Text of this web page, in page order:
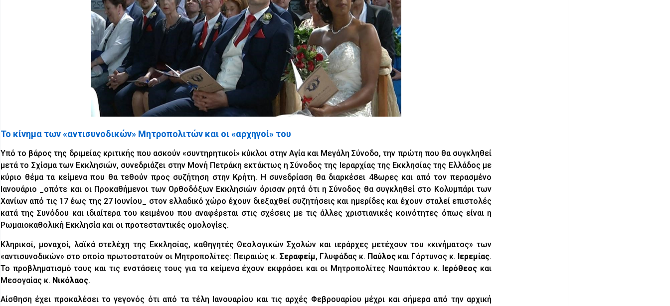
Το κίνημα των «αντισυνοδικών» Μητροπολιτών και οι «αρχηγοί» του
Υπό το βάρος της δριμείας κριτικής που ασκούν «συντηρητικοί» κύκλοι στην Αγία και Μεγάλη Σύνοδο, την πρώτη που θα συγκληθεί
μετά το Σχίσμα των Εκκλησιών, συνεδριάζει στην Μονή Πετράκη εκτάκτως η Σύνοδος της Ιεραρχίας της Εκκλησίας της Ελλάδος με
κύριο θέμα τα κείμενα που θα τεθούν προς συζήτηση στην Κρήτη. Η συνεδρίαση θα διαρκέσει 48ωρες και από τον περασμένο
Ιανουάριο _οπότε και οι Προκαθήμενοι των Ορθοδόξων Εκκλησιών όρισαν ρητά ότι η Σύνοδος θα συγκληθεί στο Κολυμπάρι των
Χανίων από τις 17 έως της 27 Ιουνίου_ στον ελλαδικό χώρο έχουν διεξαχθεί συζητήσεις και ημερίδες και έχουν σταλεί επιστολές
κατά της Συνόδου και ιδιαίτερα του κειμένου που αναφέρεται στις σχέσεις με τις άλλες χριστιανικές κοινότητες όπως είναι η
Ρωμαιοκαθολική Εκκλησία και οι προτεσταντικές ομολογίες.
Κληρικοί, μοναχοί, λαϊκά στελέχη της Εκκλησίας, καθηγητές Θεολογικών Σχολών και ιεράρχες μετέχουν του «κινήματος» των
«αντισυνοδικών» στο οποίο πρωτοστατούν οι Μητροπολίτες: Πειραιώς κ. Σεραφείμ, Γλυφάδας κ. Παύλος και Γόρτυνος κ. Ιερεμίας.
Το προβληματισμό τους και τις ενστάσεις τους για τα κείμενα έχουν εκφράσει και οι Μητροπολίτες Ναυπάκτου κ. Ιερόθεος και
Μεσογαίας κ. Νικόλαος.
Αίσθηση έχει προκαλέσει το γεγονός ότι από τα τέλη Ιανουαρίου και τις αρχές Φεβρουαρίου μέχρι και σήμερα από την αρχική